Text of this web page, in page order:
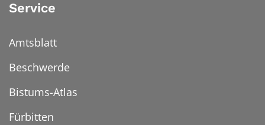
Service
Amtsblatt
Beschwerde
Bistums-Atlas
Fürbitten